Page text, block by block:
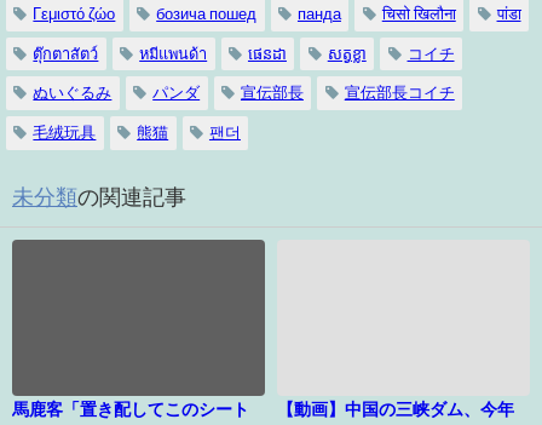
Γεμιστό ζώο бозича пошед панда चिसो खिलौना पांडा
ตุ๊กตาสัตว์ หมีแพนด้า ផេនដា សត្វខ្លា コイチ
ぬいぐるみ パンダ 宣伝部長 宣伝部長コイチ
毛绒玩具 熊猫 팬더
未分類の関連記事
馬鹿客「置き配してこのシート
【動画】中国の三峡ダム、今年